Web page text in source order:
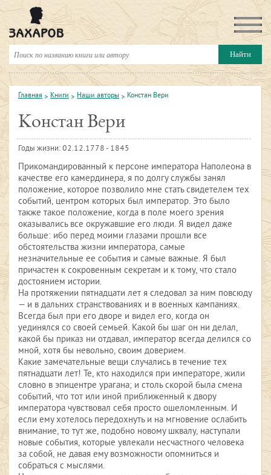
Главная Книги Наши авторы Констан Вери
Констан Вери
Годы жизни: 02.12.1778 - 1845
Прикомандированный к персоне императора Наполеона в
качестве его камердинера, я по долгу службы занял
положение, которое позволило мне стать свидетелем тех
событий, центром которых был император. Это было
также такое положение, когда в поле моего зрения
оказывались все окружавшие его люди. Я видел даже
больше: ибо перед моими глазами прошли все
обстоятельства жизни императора, самые
незначительные ее события и самые важные. Я был
причастен к сокровенным секретам и к тому, что стало
достоянием истории.
На протяжении пятнадцати лет я следовал за ним повсюду
— и в дальних странствованиях и в военных кампаниях.
Всегда был при его дворе и видел его, когда он
уединялся со своей семьей. Какой бы шаг он ни делал,
какой бы приказ ни отдавал, император всегда делился со
мной, хотя бы невольно, своим доверием.
Какие замечательные вещи случались в течение тех
пятнадцати лет! Те, кто находился при императоре, жили
словно в эпицентре урагана; и столь скорой была смена
событий, что тот или иной приближенный к двору
императора чувствовал себя просто ошеломленным. И
если ему хотелось передохнуть и на мгновение ослабить
внимание, то тут же, подобно новому шквалу, наступали
новые события, которые увлекали несчастного человека
за собой, не давая ему возможности опомниться и
собраться с мыслями.